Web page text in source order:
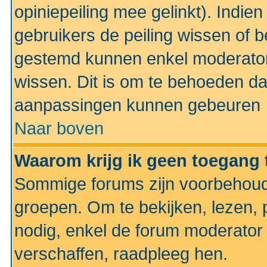
opiniepeiling mee gelinkt).
gebruikers de peiling wissen of
gestemd kunnen enkel
wissen. Dit is om te behoeden
aanpassingen kunnen gebeuren
Naar boven
Waarom krijg ik geen
Sommige forums zijn
groepen. Om te bekijken, lezen,
nodig, enkel de forum
verschaffen, raadpleeg hen.